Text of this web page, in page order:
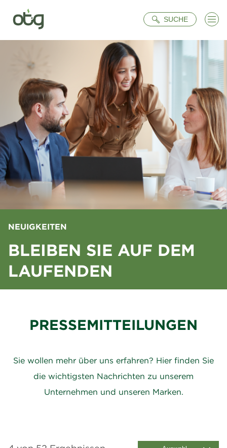
SucheSUCHE
NEUIGKEITEN
BLEIBEN SIE AUF DEM
LAUFENDEN
PRESSEMITTEILUNGEN
Sie wollen mehr über uns erfahren? Hier finden Sie
die wichtigsten Nachrichten zu unserem
Unternehmen und unseren Marken.